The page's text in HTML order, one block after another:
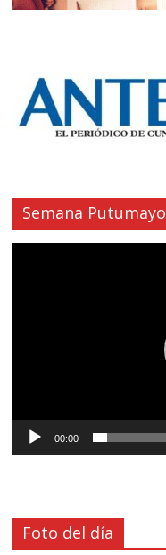
Semana Putumayo
00:00
Foto del día